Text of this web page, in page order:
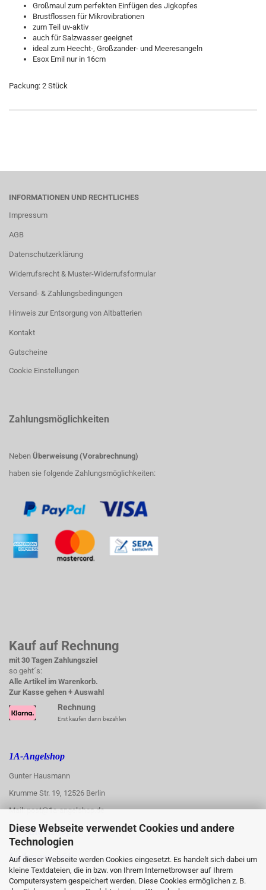
Diese Webseite verwendet Cookies und andere
Technologien
Auf dieser Webseite werden Cookies eingesetzt. Es handelt sich dabei um
kleine Textdateien, die in bzw. von Ihrem Internetbrowser auf Ihrem
Computersystem gespeichert werden. Diese Cookies ermöglichen z. B.
Großmaul zum perfekten Einfügen des Jigkopfes
Brustflossen für Mikrovibrationen
zum Teil uv-aktiv
auch für Salzwasser geeignet
ideal zum Heecht-, Großzander- und Meeresangeln
Esox Emil nur in 16cm
Packung: 2 Stück
INFORMATIONEN UND RECHTLICHES
Impressum
AGB
Datenschutzerklärung
Widerrufsrecht & Muster-Widerrufsformular
Versand- & Zahlungsbedingungen
Hinweis zur Entsorgung von Altbatterien
Kontakt
Gutscheine
Cookie Einstellungen
Zahlungsmöglichkeiten
Neben Überweisung (Vorabrechnung)
haben sie folgende Zahlungsmöglichkeiten:
Kauf auf Rechnung
mit 30 Tagen Zahlungsziel
so geht´s:
Alle Artikel im Warenkorb.
Zur Kasse gehen + Auswahl
Rechnung
Erst kaufen dann bezahlen
1A-Angelshop
Gunter Hausmann
Krumme Str. 19, 12526 Berlin
Mail: post@1a-angelshop.de
1A-Angelshop-
Ladengeschäft::
Regattastr. 66